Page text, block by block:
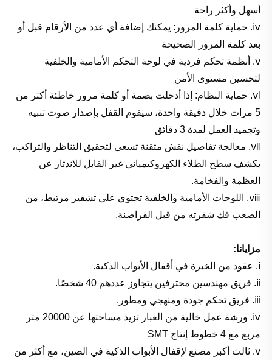
أسهل وأكثر راحة
ⅳ. حماية كلمة المرور: يمكنك إضافة أي عدد من الأرقام قبل أو
بعد كلمة المرور الصحيحة
ⅴ. أنظمة تحكم فردية في لوحة التحكم الأمامية والخلفية
لتحسين مستوى الأمن
ⅵ. حماية النظام: إذا أدخلت بصمة أو كلمة مرور خاطئة أكثر من
5 مرات خلال دقيقة واحدة، سيقوم القفل بإصدار صوت تنبيه
وتجميد العمل لمدة 3 دقائق
ⅶ. معالجة تفاصيل نقش متقنة تسعى لتحقيق التناظر والتراكب،
يكشف سطح الطلاء الكهروكيميائي غير القابل للاندثار عن
العظمة والفخامة.
ⅷ. اللوحات الأمامية والخلفية تحتوي على تشفير مرتبط، من
الصعب فك شفرته من قبل القراصنة.
مزايانا:
ⅰ. عقود من الخبرة في أقفال الأبواب الذكية.
ⅱ. فريق مهندسين محترفين يتجاوز عددهم 40 شخصًا.
ⅲ. فريق تحكم جودة ومنهجي ومطور.
ⅳ. ورشة عمل خالية من الغبار تزيد مساحتها عن 20000 متر
مربع مع 4 خطوط إنتاج SMT
ⅴ. ثالث أكبر مصنع لإقفال الأبواب الذكية في الصين، مع أكثر من